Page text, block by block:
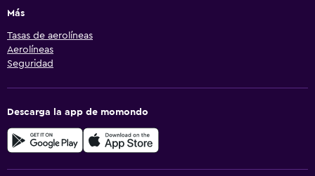
Más
Tasas de aerolíneas
Aerolíneas
Seguridad
Descarga la app de momondo